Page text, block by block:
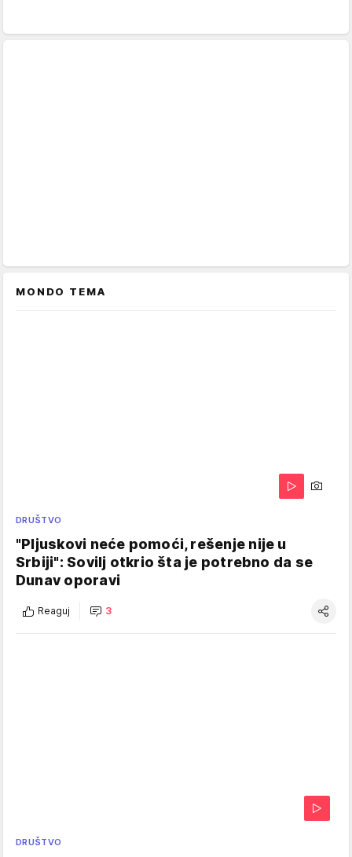
MONDO TEMA
DRUŠTVO
"Pljuskovi neće pomoći, rešenje nije u
Srbiji": Sovilj otkrio šta je potrebno da se
Dunav oporavi
Reaguj 3
DRUŠTVO